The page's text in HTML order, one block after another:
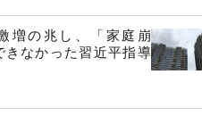
増の兆し、「家庭崩
きなかった習近平指導